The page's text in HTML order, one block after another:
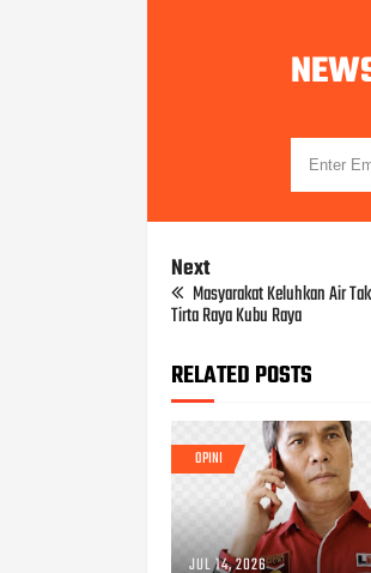
Next
Masyarakat Keluhkan Air
Tirta Raya Kubu Raya
RELATED POSTS
OPINI
JUL 14, 2026